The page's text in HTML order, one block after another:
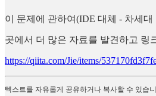
이 문제에 관하여(IDE 대체 - 차세대
곳에서 더 많은 자료를 발견하고 링
https://qiita.com/Jie/items/
텍스트를 자유롭게 공유하거나 복사할 수 있습